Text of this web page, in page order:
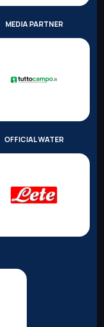
MEDIA PARTNER
OFFICIAL WATER